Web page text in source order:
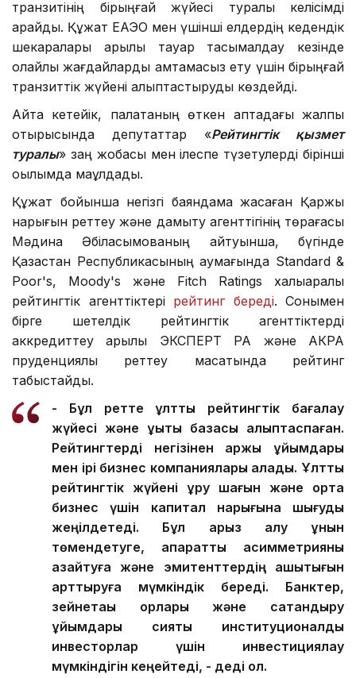
транзитінің бірыңғай жүйесі туралы келісімді
қарайды. Құжат ЕАЭО мен үшінші елдердің кедендік
шекаралары арқылы тауар тасымалдау кезінде
қолайлы жағдайларды қамтамасыз ету үшін бірыңғай
транзиттік жүйені қалыптастыруды көздейді.
Айта кетейік, палатаның өткен аптадағы жалпы
отырысында депутаттар «Рейтингтік қызмет
туралы» заң жобасы мен ілеспе түзетулерді бірінші
оқылымда мақұлдады.
Құжат бойынша негізгі баяндама жасаған Қаржы
нарығын реттеу және дамыту агенттігінің төрағасы
Мәдина Әбілқасымованың айтуынша, бүгінде
Қазақстан Республикасының аумағында Standard &
Poor's, Moody's және Fitch Ratings халықаралық
рейтингтік агенттіктері рейтинг береді. Сонымен
бірге шетелдік рейтингтік агенттіктерді
аккредиттеу арқылы ЭКСПЕРТ РА және АКРА
пруденциялық реттеу мақсатында рейтинг
табыстайды.
- Бұл ретте ұлттық рейтингтік бағалау
жүйесі және құқықтық базасы қалыптаспаған.
Рейтингтерді негізінен қаржы ұйымдары
мен ірі бизнес компаниялары алады. Ұлттық
рейтингтік жүйені құру шағын және орта
бизнес үшін капитал нарығына шығуды
жеңілдетеді. Бұл қарыз алу құнын
төмендетуге, ақпараттық асимметрияны
азайтуға және эмитенттердің ашықтығын
арттыруға мүмкіндік береді. Банктер,
зейнетақы қорлары және сақтандыру
ұйымдары сияқты институционалдық
инвесторлар үшін инвестициялау
мүмкіндігін кеңейтеді, - деді ол.